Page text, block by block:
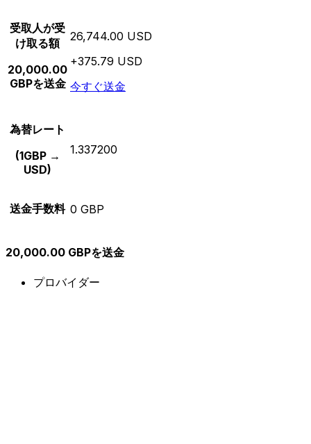
受取人が受
け取る額
20,000.00
GBPを送金
26,744.00 USD
+375.79 USD
今すぐ送金
為替レート
(1GBP →
USD)
1.337200
送金手数料 0 GBP
20,000.00 GBPを送金
プロバイダー